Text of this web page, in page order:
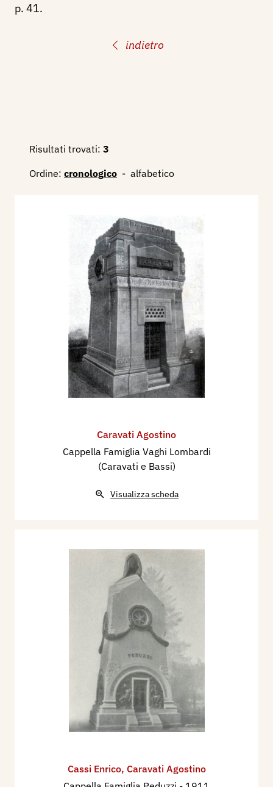
indietro
p. 41.
Risultati trovati: 3
Ordine: cronologico - alfabetico
Caravati Agostino
Cappella Famiglia Vaghi Lombardi
(Caravati e Bassi)
Visualizza scheda
Cassi Enrico, Caravati Agostino